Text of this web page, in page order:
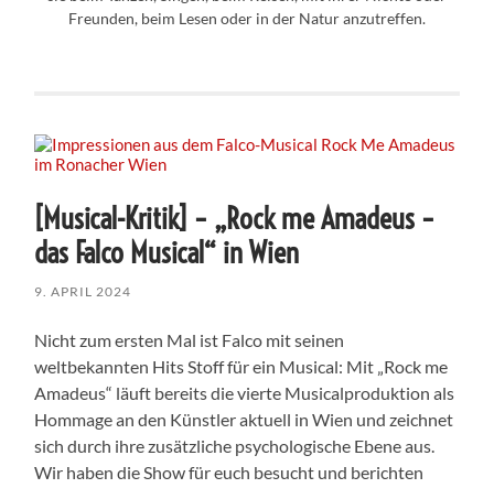
Freunden, beim Lesen oder in der Natur anzutreffen.
[Musical-Kritik] – „Rock me Amadeus –
das Falco Musical“ in Wien
9. APRIL 2024
Nicht zum ersten Mal ist Falco mit seinen
weltbekannten Hits Stoff für ein Musical: Mit „Rock me
Amadeus“ läuft bereits die vierte Musicalproduktion als
Hommage an den Künstler aktuell in Wien und zeichnet
sich durch ihre zusätzliche psychologische Ebene aus.
Wir haben die Show für euch besucht und berichten